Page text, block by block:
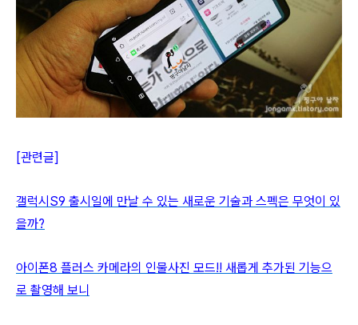
[관련글]
갤럭시S9 출시일에 만날 수 있는 새로운 기술과 스펙은 무엇이 있
을까?
아이폰8 플러스 카메라의 인물사진 모드!! 새롭게 추가된 기능으
로 촬영해 보니